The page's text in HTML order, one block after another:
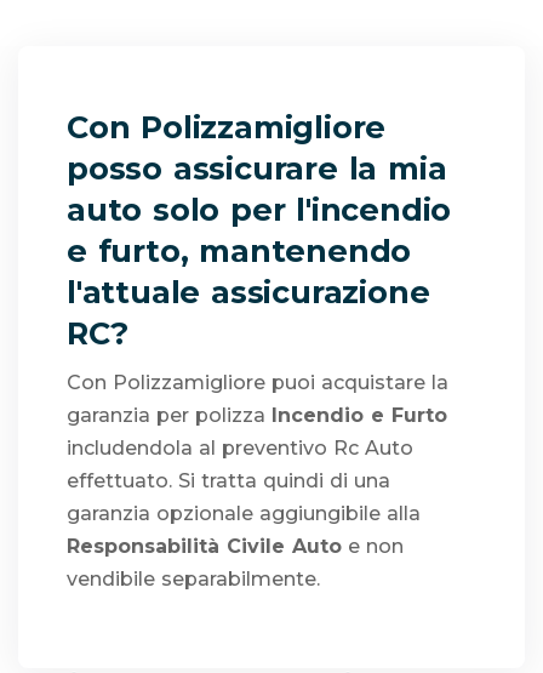
Con Polizzamigliore
posso assicurare la mia
auto solo per l'incendio
e furto, mantenendo
l'attuale assicurazione
RC?
Con Polizzamigliore puoi acquistare la
garanzia per polizza Incendio e Furto
includendola al preventivo Rc Auto
effettuato. Si tratta quindi di una
garanzia opzionale aggiungibile alla
Responsabilità Civile Auto e non
vendibile separabilmente.